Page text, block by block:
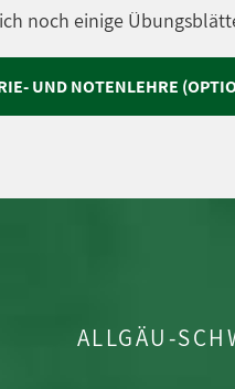
noch einige
UND NOTENLEHRE
ALLGÄU-